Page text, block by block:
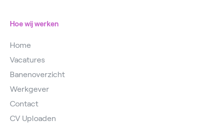
Hoe wij werken
Home
Vacatures
Banenoverzicht
Werkgever
Contact
CV Uploaden